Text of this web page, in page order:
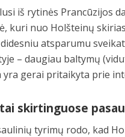
iš rytinės Prancūzijos
kuri nuo Holšteinų
atsparumu
– daugiau baltymų
gerai pritaikyta prie
skirtinguose
tyrimų rodo, kad